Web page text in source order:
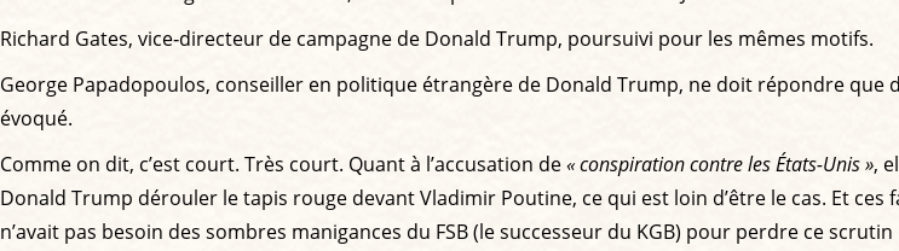
Richard Gates, vice‐directeur de campagne de Donald Trump, poursuivi pour les mêmes motifs.
George Papadopoulos, conseiller en politique étrangère de Donald Trump, ne doit répondre que
évoqué.
Comme on dit, c’est court. Très court. Quant à l’accusation de« conspiration contre les États-Unis »,
Donald Trump dérouler le tapis rouge devant Vladimir Poutine, ce qui est loin d’être le cas. Et
n’avait pas besoin des sombres manigances du FSB (le successeur du KGB) pour perdre ce